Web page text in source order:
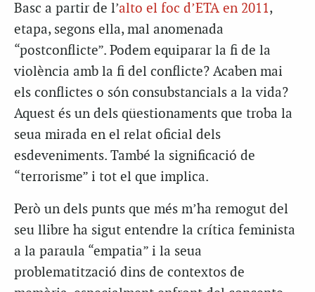
Basc a partir de l’alto el foc d’ETA en 2011,
etapa, segons ella, mal anomenada
“postconflicte”. Podem equiparar la fi de la
violència amb la fi del conflicte? Acaben mai
els conflictes o són consubstancials a la vida?
Aquest és un dels qüestionaments que troba la
seua mirada en el relat oficial dels
esdeveniments. També la significació de
“terrorisme” i tot el que implica.
Però un dels punts que més m’ha remogut del
seu llibre ha sigut entendre la crítica feminista
a la paraula “empatia” i la seua
problematització dins de contextos de